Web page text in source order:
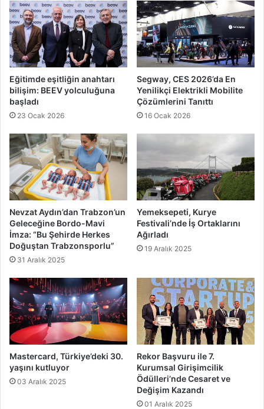
Eğitimde eşitliğin anahtarı
bilişim: BEEV yolculuğuna
başladı
23 Ocak 2026
Segway, CES 2026’da En
Yenilikçi Elektrikli Mobilite
Çözümlerini Tanıttı
16 Ocak 2026
Nevzat Aydın’dan Trabzon’un
Geleceğine Bordo-Mavi
İmza: “Bu Şehirde Herkes
Doğuştan Trabzonsporlu”
31 Aralık 2025
Yemeksepeti, Kurye
Festivali’nde İş Ortaklarını
Ağırladı
19 Aralık 2025
Mastercard, Türkiye’deki 30.
yaşını kutluyor
03 Aralık 2025
Rekor Başvuru ile 7.
Kurumsal Girişimcilik
Ödülleri’nde Cesaret ve
Değişim Kazandı
01 Aralık 2025